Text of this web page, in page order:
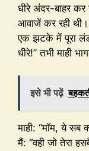
धीरे अंदर-बाहर
आवाजें कर रही
एक झटके में पूरा
धीरे!” तभी माही
इसे भी पढ़ें
माही: “मॉम, ये सब
मैं: “वही जो तेरा